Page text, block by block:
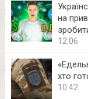
на
12:06
хто
10:42